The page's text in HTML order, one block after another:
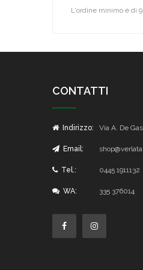
L'ordine minimo è di
CONTATTI
Indirizzo: Via A. De
Email:
Tel.: 0445 1911132
WA: 335 376014